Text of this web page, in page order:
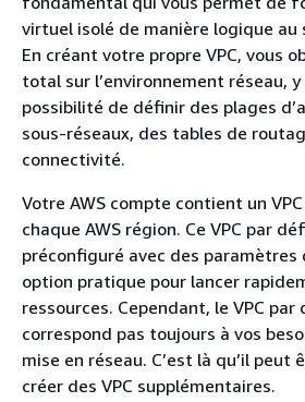
virtuel isolé de manière logique au
En créant votre propre VPC, vous
total sur l’environnement réseau,
possibilité de définir des plages
sous-réseaux, des tables de
connectivité.
Votre AWS compte contient un
chaque AWS région. Ce VPC par
préconfiguré avec des paramètres
option pratique pour lancer
ressources. Cependant, le VPC
correspond pas toujours à vos
mise en réseau. C’est là qu’il peut
créer des VPC supplémentaires.